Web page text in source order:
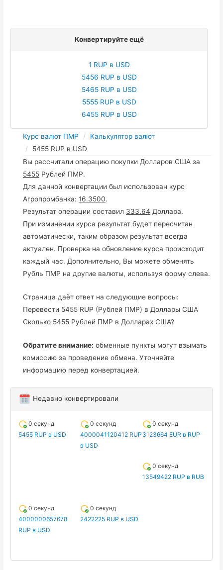
Конвертируйте ещё
1 RUP в USD
5456 RUP в USD
5465 RUP в USD
5555 RUP в USD
6455 RUP в USD
Курс валют ПМР
Калькулятор валют
5455 RUP в USD
Вы рассчитали операцию покупки Долларов США за
5455 Рублей ПМР.
Для данной конвертации был использован курс
Агропромбанка:16.3500.
Результат операции составил 333.64 Доллара.
При изминении курса результат будет пересчитан
автоматически, таким образом результат всегда
актуален. Проверка на обновление курса происходит
каждый час. Дополнительно, Вы можете обменять
Рубль ПМР на другие валюты, используя форму слева.
Страница даёт ответ на следующие вопросы:
Перевести 5455 RUP (Рублей ПМР) в Доллары США
Сколько 5455 Рублей ПМР в Долларах США?
Обратите внимание: обменные пункты могут взымать
комиссию за проведение обмена. Уточняйте
информацию перед конвертацией.
Недавно конвертировали
0 секунд
5455 RUP в USD
0 секунд
4000041120412 RUP
в USD
0 секунд
3123664 EUR в RUP
0 секунд
13549422 RUP в RUB
0 секунд
4000000657678
RUP в USD
0 секунд
2422225 RUP в USD